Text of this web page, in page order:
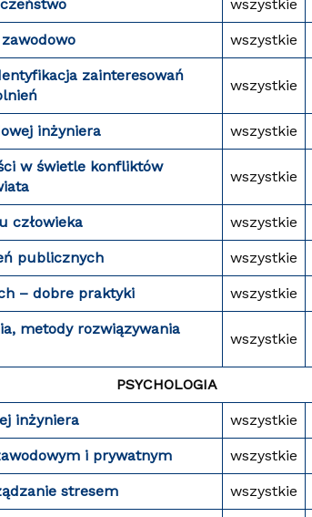
wszystkie
wszystkie
zainteresowań
wszystkie
inżyniera wszystkie
w świetle konfliktów
wszystkie
człowieka wszystkie
publicznych wszystkie
– dobre praktyki wszystkie
metody rozwiązywania
wszystkie
PSYCHOLOGIA
inżyniera wszystkie
i prywatnym wszystkie
stresem wszystkie